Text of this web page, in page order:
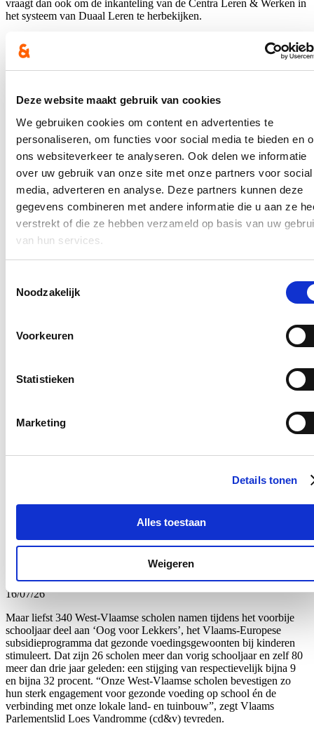
Deze website maakt gebruik van cookies
We gebruiken cookies om content en advertenties te
personaliseren, om functies voor social media te bieden en
ons websiteverkeer te analyseren. Ook delen we informatie
over uw gebruik van onze site met onze partners voor social
media, adverteren en analyse. Deze partners kunnen deze
gegevens combineren met andere informatie die u aan ze
verstrekt of die ze hebben verzameld op basis van uw
van hun services.
Noodzakelijk
Voorkeuren
Statistieken
Marketing
Details tonen
Alles toestaan
Weigeren
vraagt dan ook om de inkanteling van de Centra Leren & Werken in
het systeem van Duaal Leren te herbekijken.
Concreet stelt ze voor om de financiering voor de Centra Deeltijds
Verder moeten er meer kwalificatiemogelijkheden in de aanloopfase
kwalificaties moeten kunnen halen. En ten slotte duidt ze ook op de
nood aan flexibiliteit en maatwerk voor deze leerlingen, rekening
houdend met de heel specifieke én diverse doelgroep.
“We mogen die 8.500 veelal kwetsbare leerlingen uit het deeltijds
onderwijs niet in de kou laten staan. En hun kwetsbaarheid maakt
dat ze heel omzichtig met hen moeten omgaan. Het kan niet de
bedoeling zijn dat we deze groep jongeren zien evolueren naar
NEET-jongeren (not in education, employement or training).
Daarom pleit ik voor mogelijkheden om meer te differentiëren en
leerlingen in het huidige deeltijds onderwijs ook in de toekomst
Vandromme.
Ja, ik wens de nieuwsbrief van Loes Vandromme te ontvangen op
Recordaantal West-Vlaamse scholen kiest voor Oog
16/07/26
Maar liefst 340 West-Vlaamse scholen namen tijdens het voorbije
schooljaar deel aan ‘Oog voor Lekkers’, het Vlaams-Europese
subsidieprogramma dat gezonde voedingsgewoonten bij kinderen
stimuleert. Dat zijn 26 scholen meer dan vorig schooljaar en zelf 80
meer dan drie jaar geleden: een stijging van respectievelijk bijna 9
en bijna 32 procent. “Onze West-Vlaamse scholen bevestigen zo
hun sterk engagement voor gezonde voeding op school én de
verbinding met onze lokale land- en tuinbouw”, zegt Vlaams
Parlementslid Loes Vandromme (cd&v) tevreden.